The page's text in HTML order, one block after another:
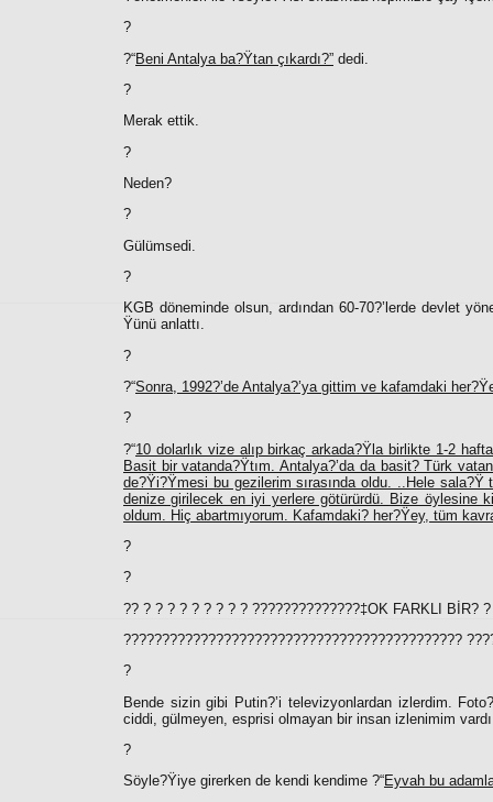
?
?“Beni Antalya ba?Ÿtan çıkardı?” dedi.
?
Merak ettik.
?
Neden?
?
Gülümsedi.
?
KGB döneminde olsun, ardından 60-70?’lerde devlet
Ÿünü anlattı.
?
?“Sonra, 1992?’de Antalya?’ya gittim ve kafamdaki
?
?“10 dolarlık vize alıp birkaç arkada?Ÿla birlikte 1-2
Basit bir vatanda?Ÿtım. Antalya?’da da basit? Türk
de?Ÿi?Ÿmesi bu gezilerim sırasında oldu. ..Hele sala?Ÿ
denize girilecek en iyi yerlere götürürdü. Bize öylesine
oldum. Hiç abartmıyorum. Kafamdaki? her?Ÿey, tüm
?
?
?? ? ? ? ? ? ? ? ? ? ??????????????‡OK FARKLI BİR?
????????????????????????????????????????????
?
Bende sizin gibi Putin?’i televizyonlardan izlerdim.
ciddi, gülmeyen, esprisi olmayan bir insan izlenimim
?
Söyle?Ÿiye girerken de kendi kendime ?“Eyvah bu